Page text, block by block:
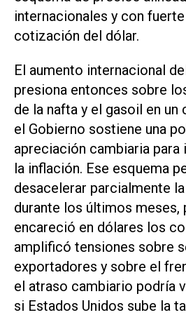
internacionales y con
cotización del dólar.
El aumento internacional
presiona entonces sobre
de la nafta y el gasoil en
el Gobierno sostiene una
apreciación cambiaria para
la inflación. Ese esquema
desacelerar parcialmente
durante los últimos meses,
encareció en dólares los
amplificó tensiones sobre
exportadores y sobre el
el atraso cambiario podría
si Estados Unidos sube la